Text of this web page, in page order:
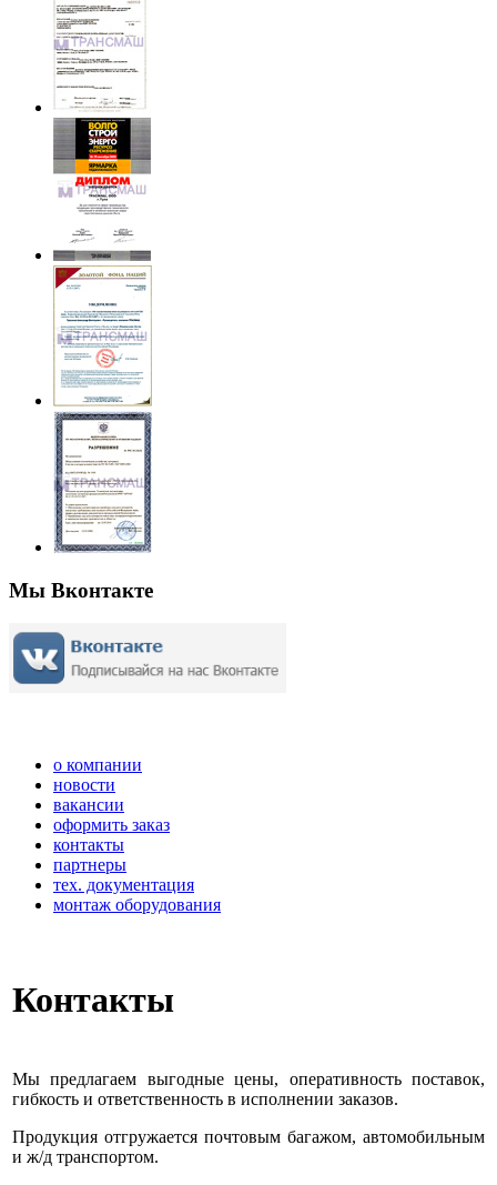
Мы Вконтакте
о компании
новости
вакансии
оформить заказ
контакты
партнеры
тех. документация
монтаж оборудования
Контакты
Мы предлагаем выгодные цены, оперативность поставок,
гибкость и ответственность в исполнении заказов.
Продукция отгружается почтовым багажом, автомобильным
и ж/д транспортом.